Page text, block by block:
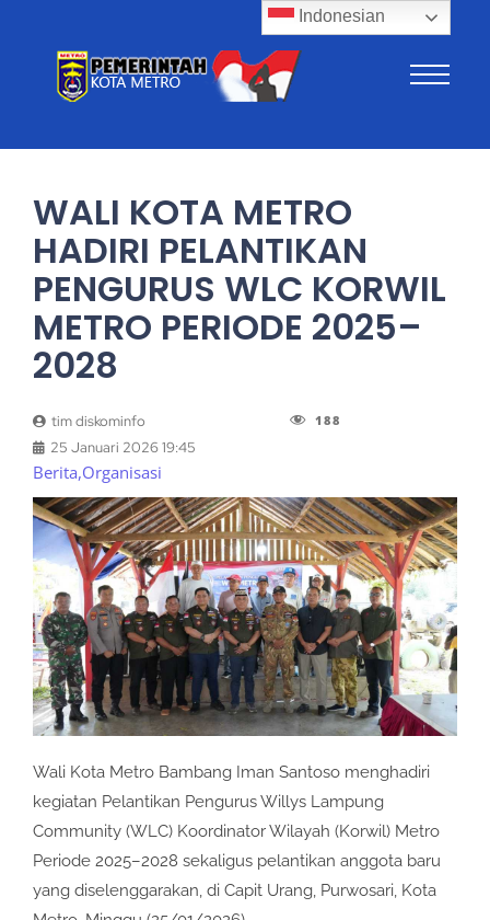
WALI KOTA METRO
HADIRI PELANTIKAN
PENGURUS WLC KORWIL
METRO PERIODE 2025–
2028
tim diskominfo
25 Januari 2026 19:45
Berita,Organisasi
188
Wali Kota Metro Bambang Iman Santoso menghadiri
kegiatan Pelantikan Pengurus Willys Lampung
Community (WLC) Koordinator Wilayah (Korwil) Metro
Periode 2025–2028 sekaligus pelantikan anggota baru
yang diselenggarakan, di Capit Urang, Purwosari, Kota
Indonesian